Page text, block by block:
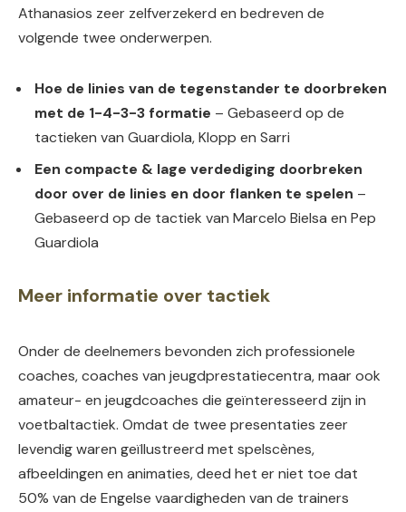
Athanasios zeer zelfverzekerd en bedreven de
volgende twee onderwerpen.
Hoe de linies van de tegenstander te doorbreken
met de 1-4-3-3 formatie – Gebaseerd op de
tactieken van Guardiola, Klopp en Sarri
Een compacte & lage verdediging doorbreken
door over de linies en door flanken te spelen –
Gebaseerd op de tactiek van Marcelo Bielsa en Pep
Guardiola
Meer informatie over tactiek
Onder de deelnemers bevonden zich professionele
coaches, coaches van jeugdprestatiecentra, maar ook
amateur- en jeugdcoaches die geïnteresseerd zijn in
voetbaltactiek. Omdat de twee presentaties zeer
levendig waren geïllustreerd met spelscènes,
afbeeldingen en animaties, deed het er niet toe dat
50% van de Engelse vaardigheden van de trainers